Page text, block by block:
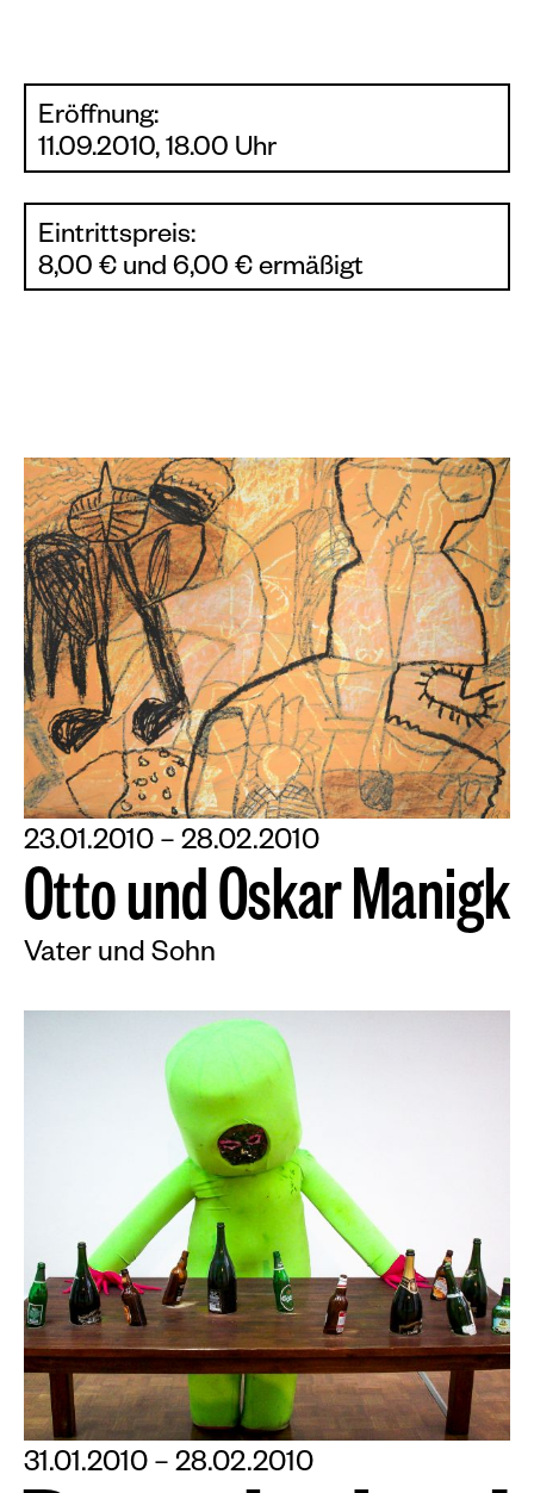
Eröffnung:
11.09.2010, 18.00 Uhr
Eintrittspreis:
8,00 € und 6,00 € ermäßigt
23.01.2010 – 28.02.2010
OttoundOskarManigk
Vater und Sohn
31.01.2010 – 28.02.2010